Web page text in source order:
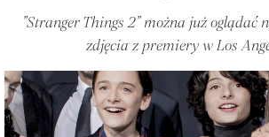
"Stranger Things 2" można już oglądać
zdjęcia z premiery w Los